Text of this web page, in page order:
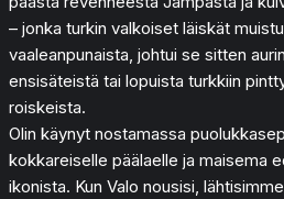
– jonka turkin valkoiset läiskät
vaaleanpunaista, johtui se sitten
ensisäteistä tai lopuista turkkiin
roiskeista.
Olin käynyt nostamassa
kokkareiselle päälaelle ja maisema
ikonista. Kun Valo nousisi,